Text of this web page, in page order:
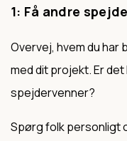
1: Få andre
Overvej, hvem du har
med dit projekt. Er
spejdervenner?
Spørg folk personligt